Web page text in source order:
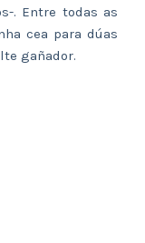
. Entre todas as
cea para dúas
gañador.